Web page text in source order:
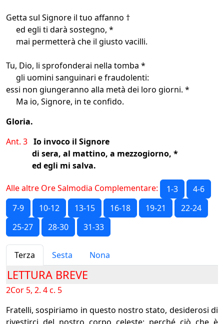
Getta sul Signore il tuo affanno †
ed egli ti darà sostegno, *
mai permetterà che il giusto vacilli.
Tu, Dio, li sprofonderai nella tomba *
gli uomini sanguinari e fraudolenti:
essi non giungeranno alla metà dei loro giorni. *
Ma io, Signore, in te confido.
Gloria.
Ant. 3 Io invoco il Signore
di sera, al mattino, a mezzogiorno, *
ed egli mi salva.
Alle altre Ore Salmodia Complementare: 1-3
4-6
7-9
10-12 13-15 16-18 19-21
22-24
25-27
28-30 31-33
Terza Sesta Nona
LETTURA BREVE
2Cor 5, 2. 4 c. 5
Fratelli, sospiriamo in questo nostro stato, desiderosi di